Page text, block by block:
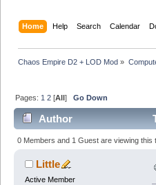
Home Help Search Calendar
Chaos Empire D2 + LOD Mod »
Pages: 1 2 [All]Go Down
Author
0 Members and 1 Guest are viewing this
Little
Active Member